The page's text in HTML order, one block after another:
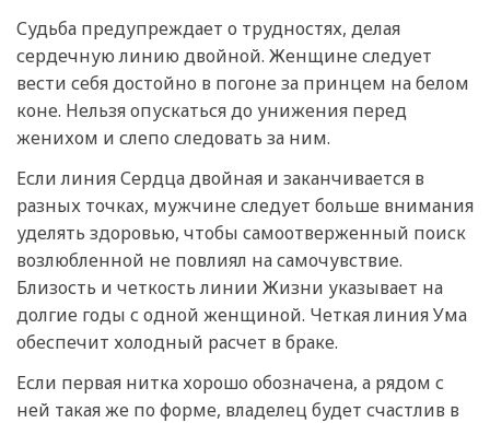
Судьба предупреждает о трудностях, делая
сердечную линию двойной. Женщине следует
вести себя достойно в погоне за принцем на белом
коне. Нельзя опускаться до унижения перед
женихом и слепо следовать за ним.
Если линия Сердца двойная и заканчивается в
разных точках, мужчине следует больше внимания
уделять здоровью, чтобы самоотверженный поиск
возлюбленной не повлиял на самочувствие.
Близость и четкость линии Жизни указывает на
долгие годы с одной женщиной. Четкая линия Ума
обеспечит холодный расчет в браке.
Если первая нитка хорошо обозначена, а рядом с
ней такая же по форме, владелец будет счастлив в